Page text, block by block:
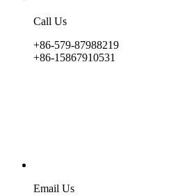
Call Us
+86-579-87988219
+86-15867910531
Email Us